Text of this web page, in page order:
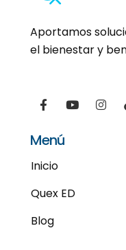
Aportamos
el bienestar y
Menú
Inicio
Quex ED
Blog